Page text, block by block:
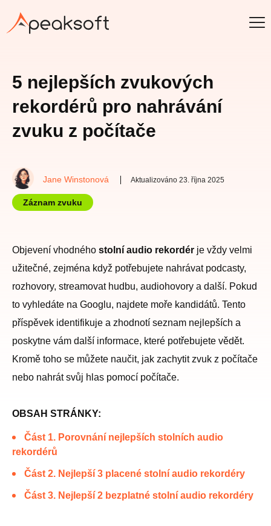
5 nejlepších zvukových
rekordérů pro nahrávání
zvuku z počítače
Jane Winstonová Aktualizováno 23. října 2025
Záznam zvuku
Objevení vhodného stolní audio rekordér je vždy velmi
užitečné, zejména když potřebujete nahrávat podcasty,
rozhovory, streamovat hudbu, audiohovory a další. Pokud
to vyhledáte na Googlu, najdete moře kandidátů. Tento
příspěvek identifikuje a zhodnotí seznam nejlepších a
poskytne vám další informace, které potřebujete vědět.
Kromě toho se můžete naučit, jak zachytit zvuk z počítače
nebo nahrát svůj hlas pomocí počítače.
OBSAH STRÁNKY:
Část 1. Porovnání nejlepších stolních audio
rekordérů
Část 2. Nejlepší 3 placené stolní audio rekordéry
Část 3. Nejlepší 2 bezplatné stolní audio rekordéry